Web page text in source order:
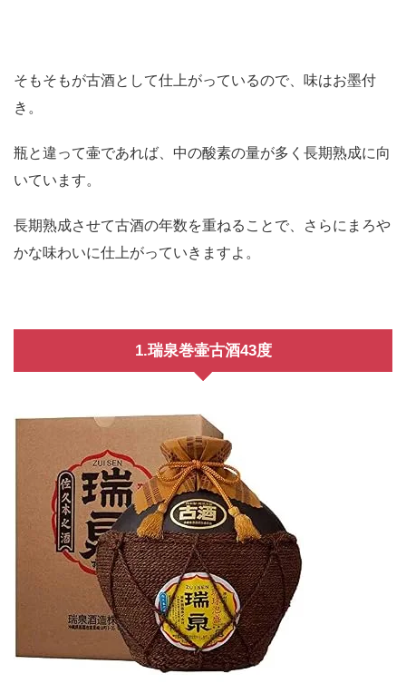
そもそもが古酒として仕上がっているので、味はお墨付
き。
瓶と違って壷であれば、中の酸素の量が多く長期熟成に向
いています。
長期熟成させて古酒の年数を重ねることで、さらにまろや
かな味わいに仕上がっていきますよ。
1.瑞泉巻壷古酒43度